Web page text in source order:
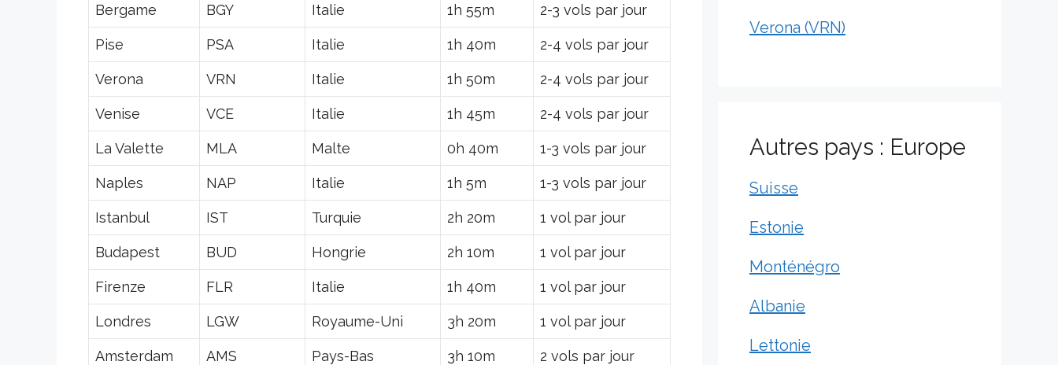
Bergame BGY Italie 1h 55m 2-3 vols par jour
Pise PSA Italie 1h 40m 2-4 vols par jour
Verona VRN Italie 1h 50m 2-4 vols par jour
Venise VCE Italie 1h 45m 2-4 vols par jour
La Valette MLA Malte 0h 40m 1-3 vols par jour
Naples NAP Italie 1h 5m 1-3 vols par jour
Istanbul IST Turquie 2h 20m 1 vol par jour
Budapest BUD Hongrie 2h 10m 1 vol par jour
Firenze FLR Italie 1h 40m 1 vol par jour
Londres LGW Royaume-Uni 3h 20m 1 vol par jour
Amsterdam AMS Pays-Bas 3h 10m 2 vols par jour
Verona (VRN)
Autres pays : Europe
Suisse
Estonie
Monténégro
Albanie
Lettonie